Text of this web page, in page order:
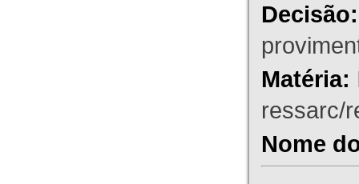
Decisão:
Matéria:
ressarc/
Nome